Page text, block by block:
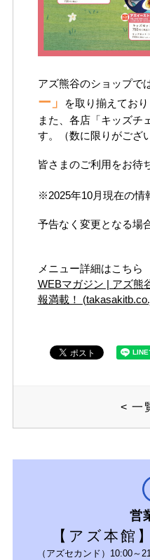
出店募集
Select Language ▼
会社情報
アズ熊谷のショップでは
ー」
を取り揃えており
また、各店「キッズチ
す。（数に限りがござ
皆さまのご利用をお待
※2025年10月現在の情
予告なく変更となる場
メニュー詳細はこちら
WEBマガジン | アズ熊
報満載！
< 一
営
【アズ本
（アズセカンド）10:00～